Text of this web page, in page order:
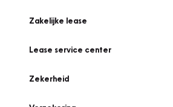
Zakelijke lease
Lease service center
Zekerheid